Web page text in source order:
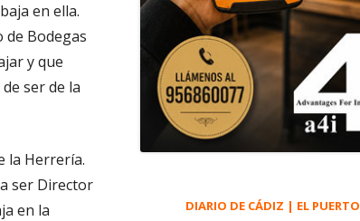
en ella.
Bodegas
y que
ser de la
la Herrería.
ser Director
en la
DIARIO DE CÁDIZ | EL PUERTO